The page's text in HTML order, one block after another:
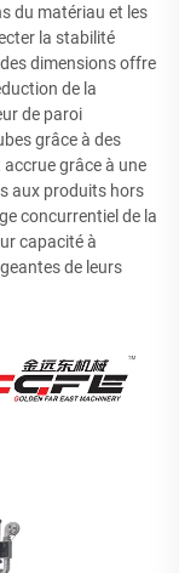
du matériau et les
la stabilité
dimensions offre
de la
de paroi
grâce à des
grâce à une
aux produits hors
concurrentiel de la
capacité à
de leurs